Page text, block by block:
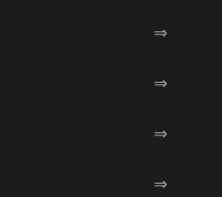
⇒
⇒
⇒
⇒